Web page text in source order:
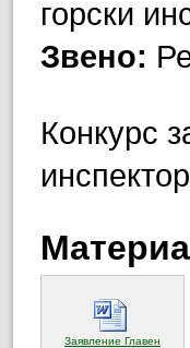
горски
Звено:
Конкурс
инспектор
Заявление Главен